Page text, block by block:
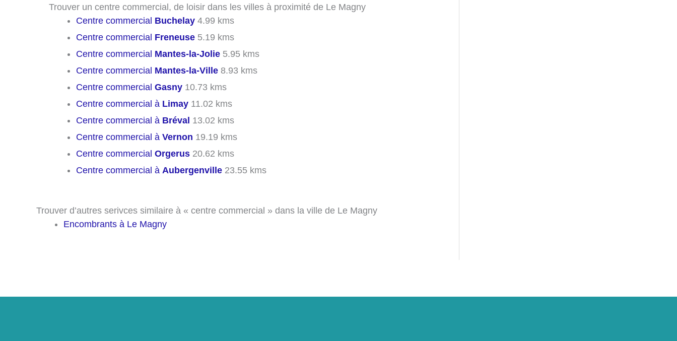
Trouver un centre commercial, de loisir dans les villes à proximité de Le Magny
Centre commercial Buchelay 4.99 kms
Centre commercial Freneuse 5.19 kms
Centre commercial Mantes-la-Jolie 5.95 kms
Centre commercial Mantes-la-Ville 8.93 kms
Centre commercial Gasny 10.73 kms
Centre commercial à Limay 11.02 kms
Centre commercial à Bréval 13.02 kms
Centre commercial à Vernon 19.19 kms
Centre commercial Orgerus 20.62 kms
Centre commercial à Aubergenville 23.55 kms
Trouver d’autres serivces similaire à « centre commercial » dans la ville de Le Magny
Encombrants à Le Magny